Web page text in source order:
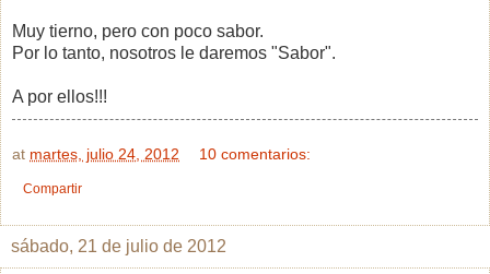
Muy tierno, pero con poco sabor.
Por lo tanto, nosotros le daremos "Sabor".
A por ellos!!!
at martes, julio 24, 2012 10 comentarios:
Compartir
sábado, 21 de julio de 2012